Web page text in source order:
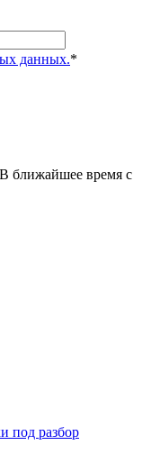
данных.*
ближайшее время с
под разбор